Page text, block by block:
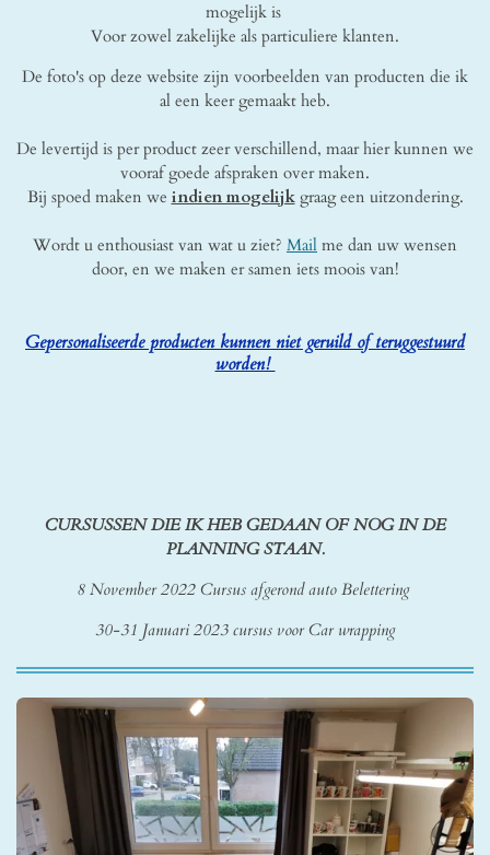
mogelijk is
Voor zowel zakelijke als particuliere klanten.
De foto's op deze website zijn voorbeelden van producten die ik
al een keer gemaakt heb.
De levertijd is per product zeer verschillend, maar hier kunnen we
vooraf goede afspraken over maken.
Bij spoed maken we indien mogelijkgraag een uitzondering.
Wordt u enthousiast van wat u ziet? Mail me dan uw wensen
door, en we maken er samen iets moois van!
Gepersonaliseerde producten kunnen niet geruild of teruggestuurd
worden!
CURSUSSEN DIE IK HEB GEDAAN OF NOG IN DE
PLANNING STAAN.
8 November 2022 Cursus afgerond auto Belettering
30-31 Januari 2023 cursus voor Car wrapping